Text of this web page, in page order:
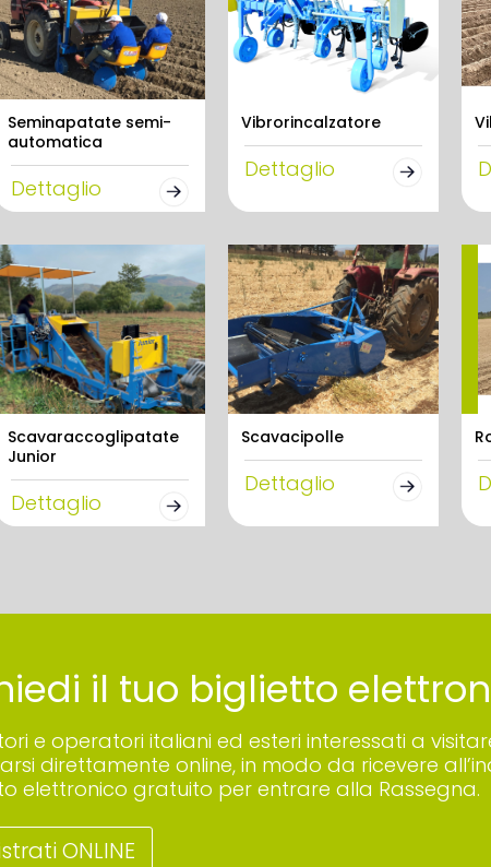
Seminapatate semi-
automatica
Dettaglio
Vibrorincalzatore
Dettaglio
Scavaraccoglipatate
Junior
Dettaglio
Scavacipolle
Dettaglio
il tuo biglietto
e operatori italiani ed esteri interessati a
direttamente online, in modo da ricevere
elettronico gratuito per entrare alla Rassegna.
ONLINE